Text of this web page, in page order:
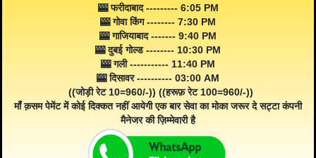
🎰 फरीदाबाद --------- 6:05 PM
🎰 गोवा किंग -------- 7:30 PM
🎰 गाजियाबाद ------- 9:40 PM
🎰 दुबई गोल्ड -------- 10:30 PM
🎰 गली ----------- 11:40 PM
🎰 दिसावर ---------- 03:00 AM
((जोड़ी रेट 10=960/-)) ((हरूफ़ रेट 100=960/-))
माँ क़सम पेमेंट में कोई दिक्कत नहीं आयेगी एक बार सेवा का मोका जरूर दे सट्टा कंपनी
मैनेजर की ज़िम्मेवारी है